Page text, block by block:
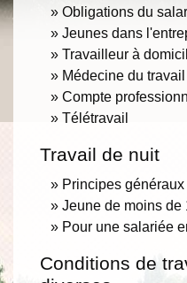
Obligations du
Jeunes dans
Travailleur à
Médecine du travail
Compte
Télétravail
Travail de nuit
Principes généraux
Jeune de moins de
Pour une salariée
Conditions de